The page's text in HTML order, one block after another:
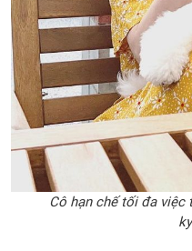
Cô hạn chế tối đa việc